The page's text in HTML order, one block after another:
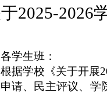
2025-2026
各学生班：
根据学校《关于开展
请、民主评议、学